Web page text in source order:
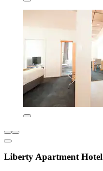
Liberty Apartment Hotel